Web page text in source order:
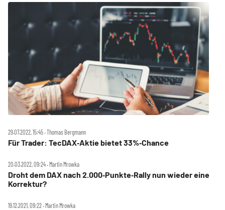
29.07.2022, 15:45 ‧ Thomas Bergmann
Für Trader: TecDAX‑Aktie bietet 33%‑Chance
20.03.2022, 09:24 ‧ Martin Mrowka
Droht dem DAX nach 2.000‑Punkte‑Rally nun wieder eine
Korrektur?
19.12.2021, 09:22 ‧ Martin Mrowka